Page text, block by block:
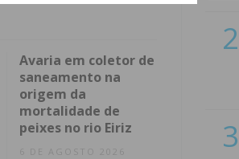
Avaria em coletor de
saneamento na
origem da
mortalidade de
peixes no rio Eiriz
6 DE AGOSTO 2026
2
3